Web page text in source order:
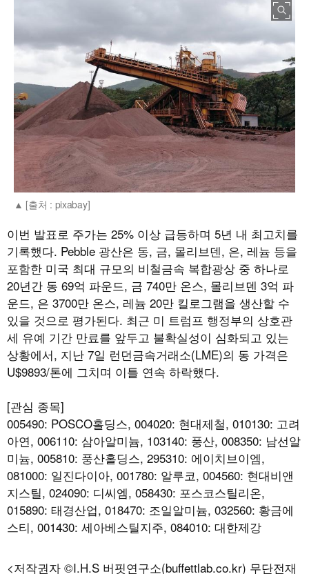
[출처 : pixabay]
이번 발표로 주가는 25% 이상 급등하며 5년 내 최고치를
기록했다. Pebble 광산은 동, 금, 몰리브덴, 은, 레늄 등을
포함한 미국 최대 규모의 비철금속 복합광상 중 하나로
20년간 동 69억 파운드, 금 740만 온스, 몰리브덴 3억 파
운드, 은 3700만 온스, 레늄 20만 킬로그램을 생산할 수
있을 것으로 평가된다. 최근 미 트럼프 행정부의 상호관
세 유예 기간 만료를 앞두고 불확실성이 심화되고 있는
상황에서, 지난 7일 런던금속거래소(LME)의 동 가격은
U$9893/톤에 그치며 이틀 연속 하락했다.
[관심 종목]
005490: POSCO홀딩스, 004020: 현대제철, 010130: 고려
아연, 006110: 삼아알미늄, 103140: 풍산, 008350: 남선알
미늄, 005810: 풍산홀딩스, 295310: 에이치브이엠,
081000: 일진다이아, 001780: 알루코, 004560: 현대비앤
지스틸, 024090: 디씨엠, 058430: 포스코스틸리온,
015890: 태경산업, 018470: 조일알미늄, 032560: 황금에
스티, 001430: 세아베스틸지주, 084010: 대한제강
<저작권자 ©I.H.S 버핏연구소(buffettlab.co.kr) 무단전재